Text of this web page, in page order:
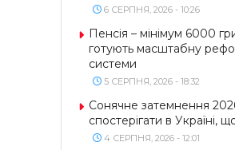
6 СЕРПНЯ, 2026 - 10:26
Пенсія – мінімум 6000
готують масштабну
системи
5 СЕРПНЯ, 2026 - 18:32
Сонячне затемнення
спостерігати в Україні,
4 СЕРПНЯ, 2026 - 12:01